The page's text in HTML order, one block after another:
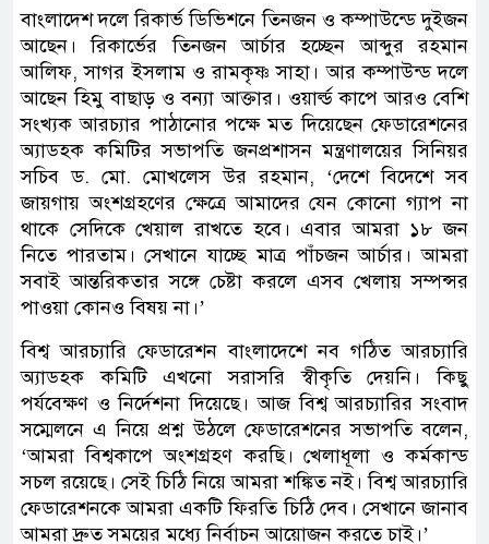
বাংলাদেশ দলে রিকার্ভ ডিভিশনে তিনজন ও কম্পাউন্ডে দুইজন
আছেন। রিকার্ভের তিনজন আর্চার হচ্ছেন আব্দুর রহমান
আলিফ, সাগর ইসলাম ও রামকৃষ্ণ সাহা। আর কম্পাউন্ড দলে
আছেন হিমু বাছাড় ও বন্যা আক্তার। ওয়ার্ল্ড কাপে আরও বেশি
সংখ্যক আরচ্যার পাঠানোর পক্ষে মত দিয়েছেন ফেডারেশনের
অ্যাডহক কমিটির সভাপতি জনপ্রশাসন মন্ত্রণালয়ের সিনিয়র
সচিব ড. মো. মোখলেস উর রহমান, ‘দেশে বিদেশে সব
জায়গায় অংশগ্রহণের ক্ষেত্রে আমাদের যেন কোনো গ্যাপ না
থাকে সেদিকে খেয়াল রাখতে হবে। এবার আমরা ১৮ জন
নিতে পারতাম। সেখানে যাচ্ছে মাত্র পাঁচজন আর্চার। আমরা
সবাই আন্তরিকতার সঙ্গে চেষ্টা করলে এসব খেলায় সম্পন্সর
পাওয়া কোনও বিষয় না।’
বিশ্ব আরচ্যারি ফেডারেশন বাংলাদেশে নব গঠিত আরচ্যারি
অ্যাডহক কমিটি এখনো সরাসরি স্বীকৃতি দেয়নি। কিছু
পর্যবেক্ষণ ও নির্দেশনা দিয়েছে। আজ বিশ্ব আরচ্যারির সংবাদ
সম্মেলনে এ নিয়ে প্রশ্ন উঠলে ফেডারেশনের সভাপতি বলেন,
‘আমরা বিশ্বকাপে অংশগ্রহণ করছি। খেলাধূলা ও কর্মকান্ড
সচল রয়েছে। সেই চিঠি নিয়ে আমরা শঙ্কিত নই। বিশ্ব আরচ্যারি
ফেডারেশনকে আমরা একটি ফিরতি চিঠি দেব। সেখানে জানাব
আমরা দ্রুত সময়ের মধ্যে নির্বাচন আয়োজন করতে চাই।’